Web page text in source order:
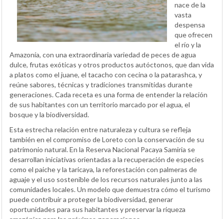
nace de la
vasta
despensa
que ofrecen
el río y la
Amazonía, con una extraordinaria variedad de peces de agua
dulce, frutas exóticas y otros productos autóctonos, que dan vida
a platos como el juane, el tacacho con cecina o la patarashca, y
reúne sabores, técnicas y tradiciones transmitidas durante
generaciones. Cada receta es una forma de entender la relación
de sus habitantes con un territorio marcado por el agua, el
bosque y la biodiversidad.
Esta estrecha relación entre naturaleza y cultura se refleja
también en el compromiso de Loreto con la conservación de su
patrimonio natural. En la Reserva Nacional Pacaya Samiria se
desarrollan iniciativas orientadas a la recuperación de especies
como el paiche y la taricaya, la reforestación con palmeras de
aguaje y el uso sostenible de los recursos naturales junto a las
comunidades locales. Un modelo que demuestra cómo el turismo
puede contribuir a proteger la biodiversidad, generar
oportunidades para sus habitantes y preservar la riqueza